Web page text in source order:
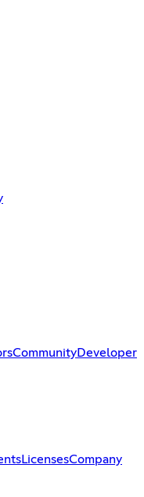
CommunityDeveloper
LicensesCompany